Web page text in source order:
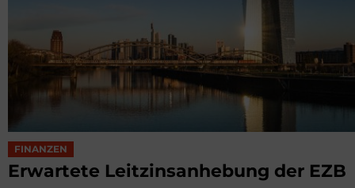
FINANZEN
Erwartete Leitzins­anhebung der EZB